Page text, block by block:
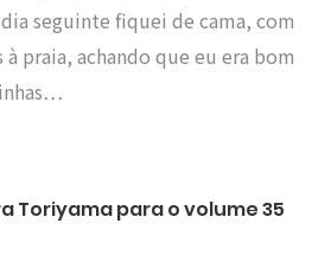
seguinte fiquei de cama, com
praia, achando que eu era bom
Toriyama para o volume 35